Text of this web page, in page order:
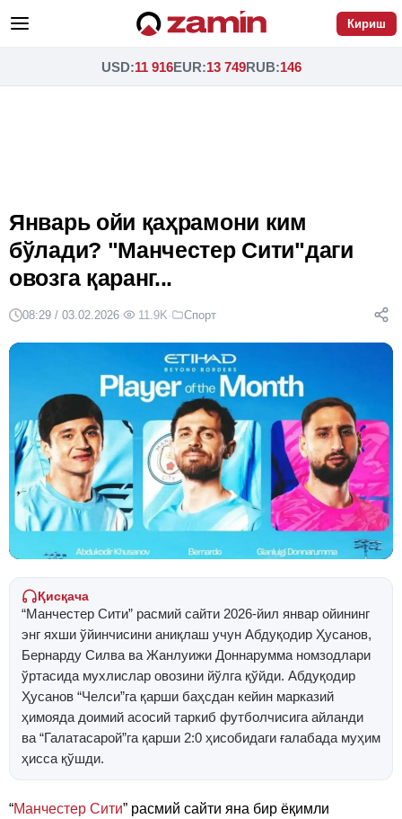
Кириш
USD:11 916EUR:13 749RUB:146
Январь ойи қаҳрамони ким
бўлади? "Манчестер Сити"даги
овозга қаранг...
08:29 / 03.02.2026· 11.9K· Спорт
Қисқача
“Манчестер Сити” расмий сайти 2026-йил январ ойининг
энг яхши ўйинчисини аниқлаш учун Абдуқодир Ҳусанов,
Бернарду Силва ва Жанлуижи Доннарумма номзодлари
ўртасида мухлислар овозини йўлга қўйди. Абдуқодир
Ҳусанов “Челси”га қарши баҳсдан кейин марказий
ҳимояда доимий асосий таркиб футболчисига айланди
ва “Галатасарой”га қарши 2:0 ҳисобидаги ғалабада муҳим
ҳисса қўшди.
“Манчестер Сити” расмий сайти яна бир ёқимли